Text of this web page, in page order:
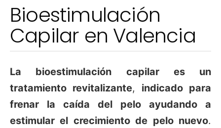
Bioestimulación
Capilar en Valencia
La bioestimulación capilar es un
tratamiento revitalizante, indicado para
frenar la caída del pelo ayudando a
estimular el crecimiento de pelo nuevo.